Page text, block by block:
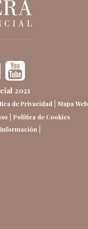
2021
de Privacidad Mapa Web
Política de Cookies